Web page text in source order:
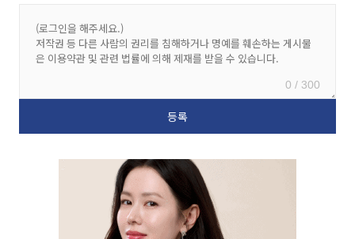
0 / 300